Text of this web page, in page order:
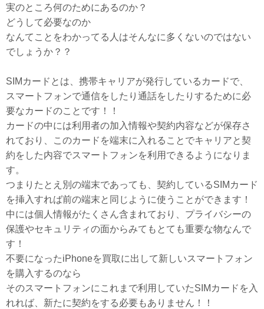
実のところ何のためにあるのか？
どうして必要なのか
なんてことをわかってる人はそんなに多くないのではない
でしょうか？？
SIMカードとは、携帯キャリアが発行しているカードで、
スマートフォンで通信をしたり通話をしたりするために必
要なカードのことです！！
カードの中には利用者の加入情報や契約内容などが保存さ
れており、このカードを端末に入れることでキャリアと契
約をした内容でスマートフォンを利用できるようになりま
す。
つまりたとえ別の端末であっても、契約しているSIMカード
を挿入すれば前の端末と同じように使うことができます！
中には個人情報がたくさん含まれており、プライバシーの
保護やセキュリティの面からみてもとても重要な物なんで
す！
不要になったiPhoneを買取に出して新しいスマートフォン
を購入するのなら
そのスマートフォンにこれまで利用していたSIMカードを入
れれば、新たに契約をする必要もありません！！